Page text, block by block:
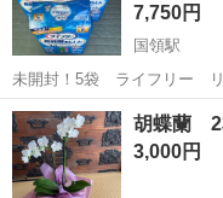
7,750円
国領駅
未開封！5袋 ライフリー
18枚入 長時間あんしん スルッとは
た。サイズが合わなくて出品
さいませ。 普段いない...
東京 調布市 国領駅
胡蝶蘭 2
3,000円